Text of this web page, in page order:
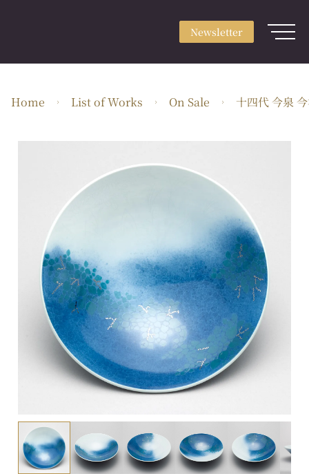
Newsletter
Use & Scene
Craft Type
EN・JPY
ARTerrace Inc.
2-2-1 Kyobashi, Chuo-ku, Tokyo 104-0031
About ARTerrace Privacy Policy
Home List of Works On Sale 十四代 今泉